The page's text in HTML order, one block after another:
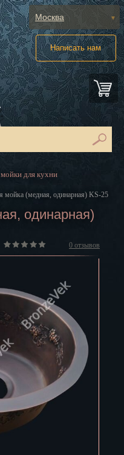
Москва
Абакан
Анадырь
Архангельск
Астрахань
Благовещенск
Великий Новгород
Владивосток
Владикавказ
Владимир
Волгоград
Вологда
Воронеж
Написать нам
для кухни
мойка (медная, одинарная) KS-25
одинарная)
0 отзывов